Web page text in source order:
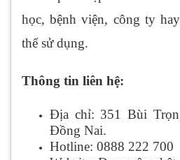
học, bệnh viện, công ty
thể sử dụng.
Thông tin liên hệ:
Địa chỉ: 351 Bùi
Đồng Nai.
Hotline: 0888 222 700